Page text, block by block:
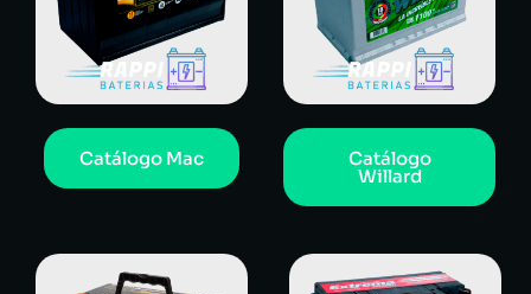
Catálogo Mac Catálogo
Willard